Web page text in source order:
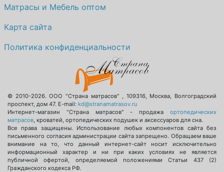
Матрасы и Мебель оптом
Карта сайта
Политика конфиденциальности
© 2010-2026.ООО "Страна матрасов" 109316, Москва
Волгоградский
проспект, дом 47. E-mail: kd@stranamatrasov.ru
Интернет-магазин "Страна матрасов" - продажа ортопедических
матрасов , кроватей, ортопедических подушек и аксессуаров для сна.
Все права защищены. Использование любых компонентов сайта без
письменного согласия администрации сайта запрещено. Обращаем ваше
внимание на то, что данный интернет-сайт носит исключительно
информационный характер и ни при каких условиях не является
публичной офертой, определяемой положениями Статьи 437 (2)
Гражданского кодекса РФ.